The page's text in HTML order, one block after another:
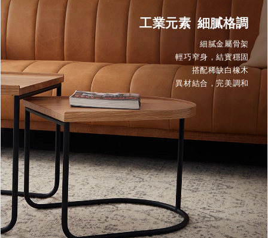
工業元素 細膩格調
細膩金屬骨架
輕巧窄身，結實穩固
搭配稀缺白橡木
異材結合，完美調和